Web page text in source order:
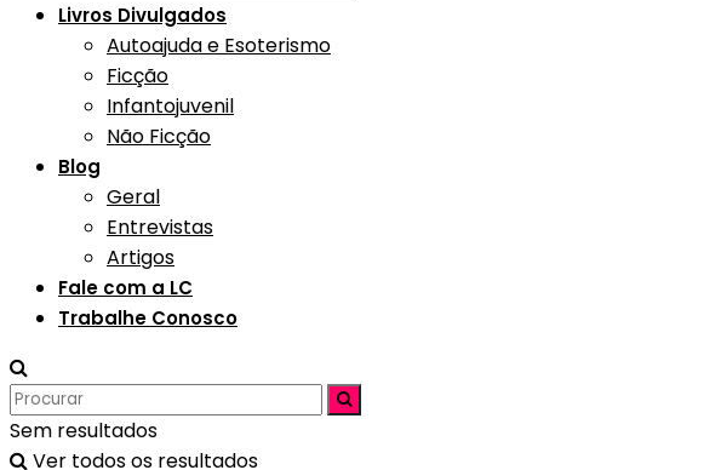
Livros Divulgados
Autoajuda e Esoterismo
Ficção
Infantojuvenil
Não Ficção
Blog
Geral
Entrevistas
Artigos
Fale com a LC
Trabalhe Conosco
Sem resultados
Ver todos os resultados